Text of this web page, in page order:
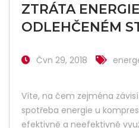
ZTRÁTA
ODLEHČENÉM
Čvn 29, 2018
Víte, na čem zejména
spotřeba energie u
efektivně a neefektivně